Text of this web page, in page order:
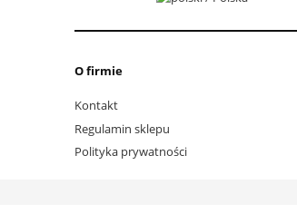
O firmie
Kontakt
Regulamin sklepu
Polityka prywatności